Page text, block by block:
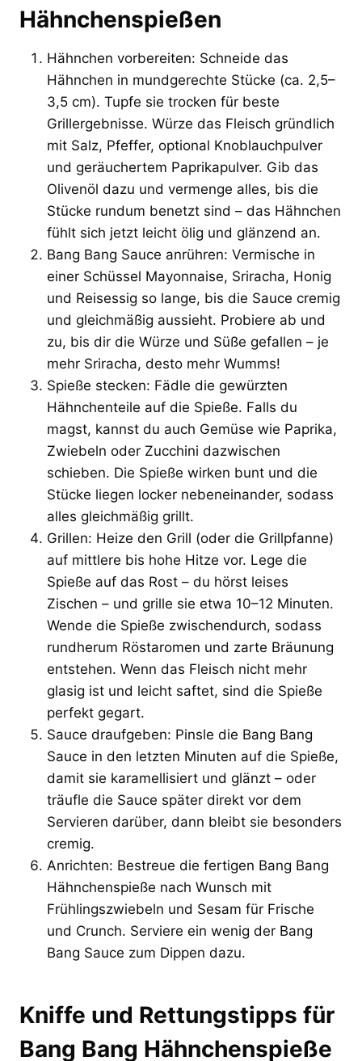
Hähnchenspießen
Hähnchen vorbereiten: Schneide das
Hähnchen in mundgerechte Stücke (ca. 2,5–
3,5 cm). Tupfe sie trocken für beste
Grillergebnisse. Würze das Fleisch gründlich
mit Salz, Pfeffer, optional Knoblauchpulver
und geräuchertem Paprikapulver. Gib das
Olivenöl dazu und vermenge alles, bis die
Stücke rundum benetzt sind – das Hähnchen
fühlt sich jetzt leicht ölig und glänzend an.
Bang Bang Sauce anrühren: Vermische in
einer Schüssel Mayonnaise, Sriracha, Honig
und Reisessig so lange, bis die Sauce cremig
und gleichmäßig aussieht. Probiere ab und
zu, bis dir die Würze und Süße gefallen – je
mehr Sriracha, desto mehr Wumms!
Spieße stecken: Fädle die gewürzten
Hähnchenteile auf die Spieße. Falls du
magst, kannst du auch Gemüse wie Paprika,
Zwiebeln oder Zucchini dazwischen
schieben. Die Spieße wirken bunt und die
Stücke liegen locker nebeneinander, sodass
alles gleichmäßig grillt.
Grillen: Heize den Grill (oder die Grillpfanne)
auf mittlere bis hohe Hitze vor. Lege die
Spieße auf das Rost – du hörst leises
Zischen – und grille sie etwa 10–12 Minuten.
Wende die Spieße zwischendurch, sodass
rundherum Röstaromen und zarte Bräunung
entstehen. Wenn das Fleisch nicht mehr
glasig ist und leicht saftet, sind die Spieße
perfekt gegart.
Sauce draufgeben: Pinsle die Bang Bang
Sauce in den letzten Minuten auf die Spieße,
damit sie karamellisiert und glänzt – oder
träufle die Sauce später direkt vor dem
Servieren darüber, dann bleibt sie besonders
cremig.
Anrichten: Bestreue die fertigen Bang Bang
Hähnchenspieße nach Wunsch mit
Frühlingszwiebeln und Sesam für Frische
und Crunch. Serviere ein wenig der Bang
Bang Sauce zum Dippen dazu.
Kniffe und Rettungstipps für
Bang Bang Hähnchenspieße